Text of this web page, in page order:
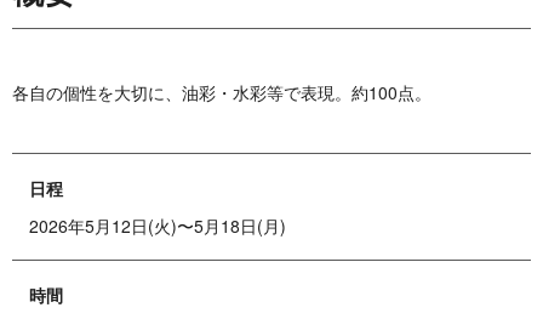
各自の個性を大切に、油彩・水彩等で表現。約100点。
日程
2026年5月12日(火)〜5月18日(月)
時間